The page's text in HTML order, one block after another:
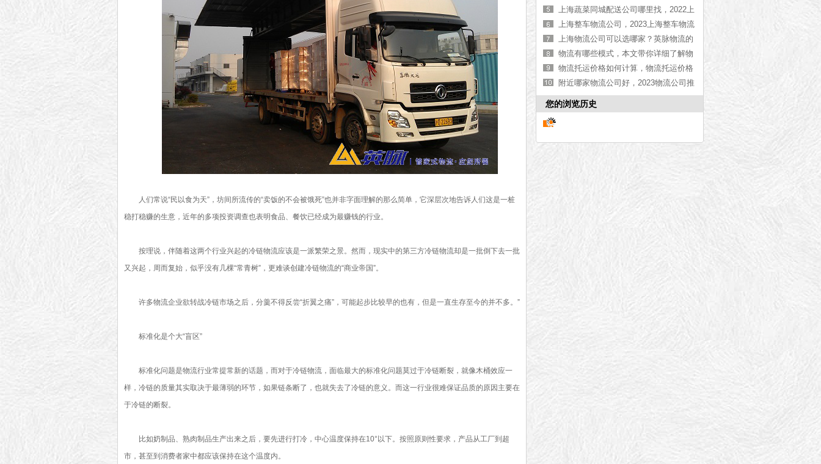
人们常说“民以食为天”，坊间所流传的“卖饭的不会被饿死”也并非字面理解的那么简单，它深层次地告诉人们这是一桩
稳打稳赚的生意，近年的多项投资调查也表明食品、餐饮已经成为最赚钱的行业。
按理说，伴随着这两个行业兴起的冷链物流应该是一派繁荣之景。然而，现实中的第三方冷链物流却是一批倒下去一批
又兴起，周而复始，似乎没有几棵“常青树”，更难谈创建冷链物流的“商业帝国”。
许多物流企业欲转战冷链市场之后，分羹不得反尝“折翼之痛”，可能起步比较早的也有，但是一直生存至今的并不多。”
标准化是个大“盲区”
标准化问题是物流行业常提常新的话题，而对于冷链物流，面临最大的标准化问题莫过于冷链断裂，就像木桶效应一
样，冷链的质量其实取决于最薄弱的环节，如果链条断了，也就失去了冷链的意义。而这一行业很难保证品质的原因主要在
于冷链的断裂。
比如奶制品、熟肉制品生产出来之后，要先进行打冷，中心温度保持在10°以下。按照原则性要求，产品从工厂到超
市，甚至到消费者家中都应该保持在这个温度内。
司收费标准【全网聚焦】
上海蔬菜同城配送公司哪里找，2022上
海蔬菜同城配送公司大全[含联系电话]
上海整车物流公司，2023上海整车物流
运输公司[今日更新]
上海物流公司可以选哪家？英脉物流的
四大核心优势解析
物流有哪些模式，本文带你详细了解物
流[物流知识]
物流托运价格如何计算，物流托运价格
计算方法[今日更新]
附近哪家物流公司好，2023物流公司推
荐【实时推荐】
您的浏览历史